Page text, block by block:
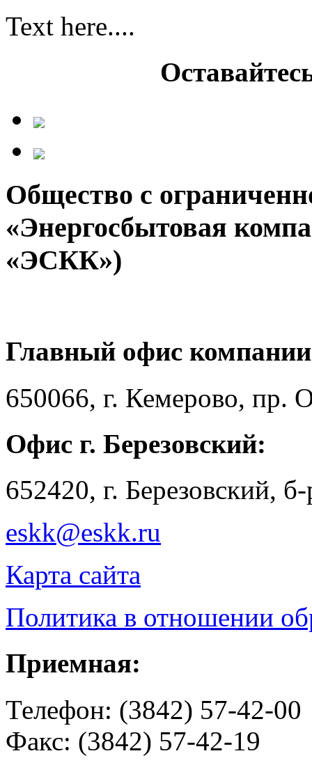
Text here....
Общество с
«Энергосбытовая
«ЭСКК»)
Главный офис
650066, г. Кемерово, пр.
Офис г. Березовский:
652420, г. Березовский,
eskk@eskk.ru
Карта сайта
Политика в отношении
Приемная:
Телефон: (3842) 57-42-00
Факс: (3842) 57-42-19